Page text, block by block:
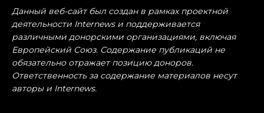
Данный веб-сайт был создан в рамках проектной
деятельности Internews и поддерживается
различными донорскими организациями, включая
Европейский Союз. Содержание публикаций не
обязательно отражает позицию доноров.
Ответственность за содержание материалов несут
авторы и Internews.